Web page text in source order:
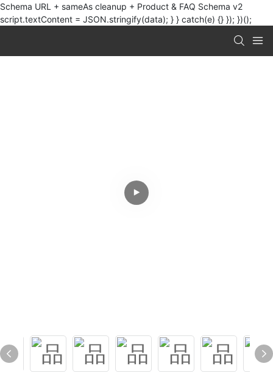
Schema URL + sameAs cleanup + Product & FAQ Schema v2
script.textContent = JSON.stringify(data); } } catch(e) {} }); })();